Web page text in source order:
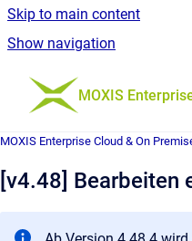
Skip to main content
Show navigation
Go to homepage
MOXIS
MOXIS Enterprise Cloud & On
[v4.48] Bearbeiten